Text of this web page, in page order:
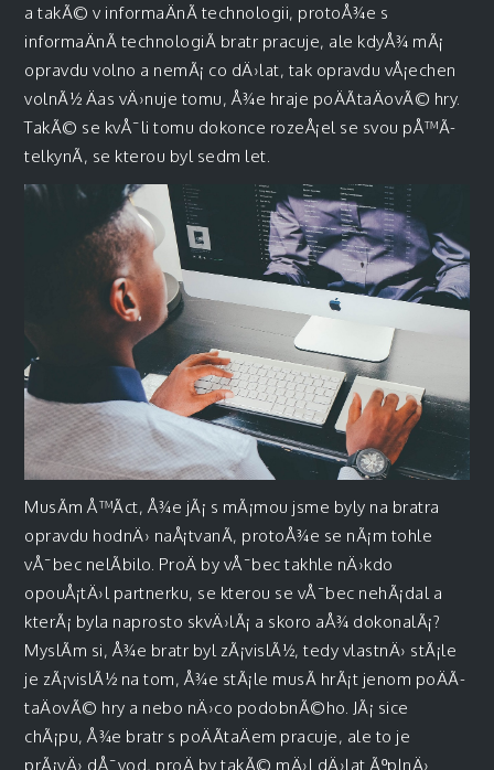
a takÃ© v informaÄnÃ­ technologii, protoÅ¾e s
informaÄnÃ­ technologiÃ­ bratr pracuje, ale kdyÅ¾ mÃ¡
opravdu volno a nemÃ¡ co dÄ›lat, tak opravdu vÅ¡echen
volnÃ½ Äas vÄ›nuje tomu, Å¾e hraje poÄÃ­taÄovÃ© hry.
TakÃ© se kvÅ¯li tomu dokonce rozeÅ¡el se svou pÅ™Ã­
telkynÃ­, se kterou byl sedm let.
MusÃ­m Å™Ã­ct, Å¾e jÃ¡ s mÃ¡mou jsme byly na bratra
opravdu hodnÄ› naÅ¡tvanÃ­, protoÅ¾e se nÃ¡m tohle
vÅ¯bec nelÃ­bilo. ProÄ by vÅ¯bec takhle nÄ›kdo
opouÅ¡tÄ›l partnerku, se kterou se vÅ¯bec nehÃ¡dal a
kterÃ¡ byla naprosto skvÄ›lÃ¡ a skoro aÅ¾ dokonalÃ¡?
MyslÃ­m si, Å¾e bratr byl zÃ¡vislÃ½, tedy vlastnÄ› stÃ¡le
je zÃ¡vislÃ½ na tom, Å¾e stÃ¡le musÃ­ hrÃ¡t jenom poÄÃ­
taÄovÃ© hry a nebo nÄ›co podobnÃ©ho. JÃ¡ sice
chÃ¡pu, Å¾e bratr s poÄÃ­taÄem pracuje, ale to je
prÃ¡vÄ› dÅ¯vod, proÄ by takÃ© mÄ›l dÄ›lat ÃºplnÄ›